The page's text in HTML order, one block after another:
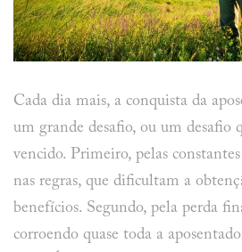
Cada dia mais, a conquista da
um grande desafio, ou um desafio
vencido. Primeiro, pelas
nas regras, que dificultam a
benefícios. Segundo, pela perda
corroendo quase toda a